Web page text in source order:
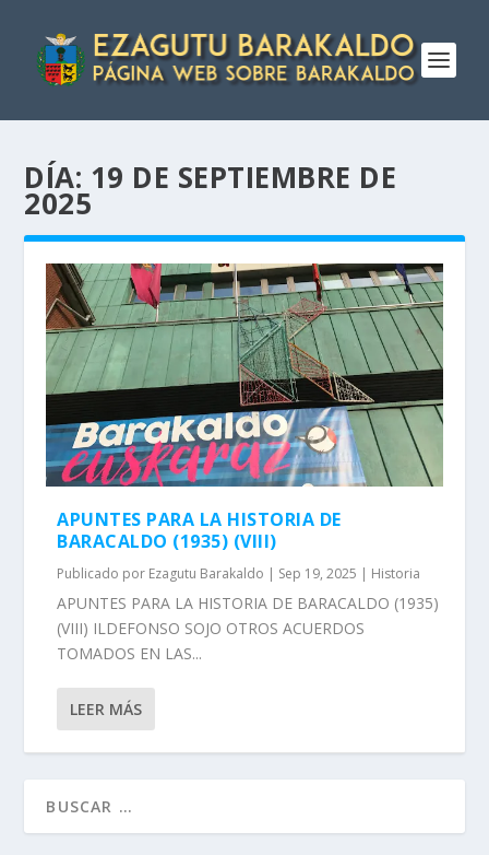
DÍA: 19 DE SEPTIEMBRE DE
2025
APUNTES PARA LA HISTORIA DE
BARACALDO (1935) (VIII)
Publicado por Ezagutu Barakaldo | Sep 19, 2025 | Historia
APUNTES PARA LA HISTORIA DE BARACALDO (1935)
(VIII) ILDEFONSO SOJO OTROS ACUERDOS
TOMADOS EN LAS...
LEER MÁS